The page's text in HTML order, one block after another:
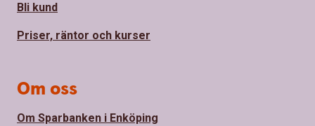
Bli kund
Priser, räntor och kurser
Om oss
Om Sparbanken i Enköping